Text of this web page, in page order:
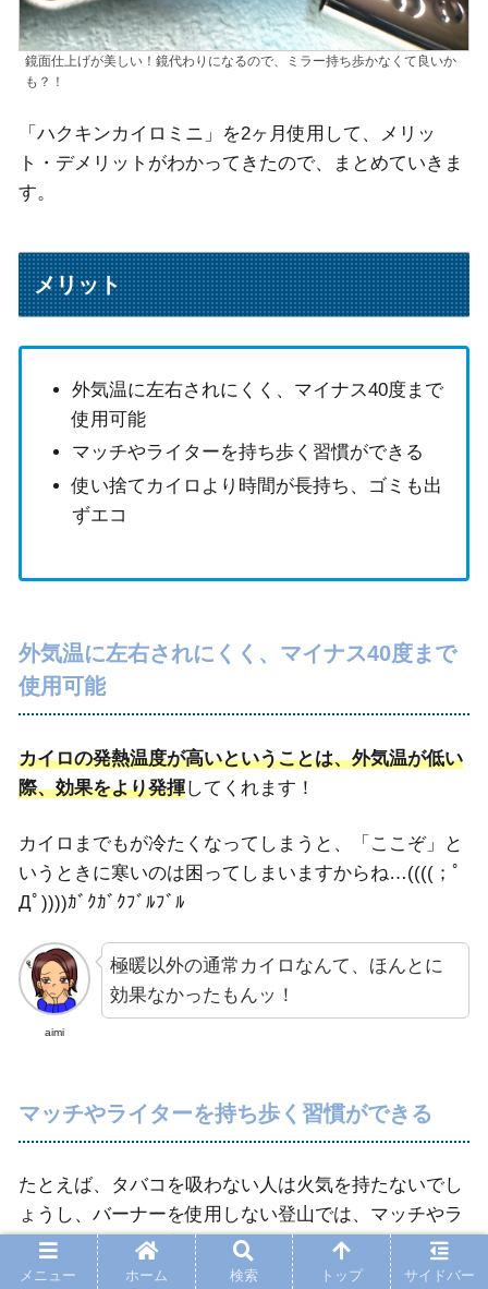
鏡面仕上げが美しい！鏡代わりになるので、ミラー持ち歩かなくて良いか
も？！
「ハクキンカイロミニ」を2ヶ月使用して、メリッ
ト・デメリットがわかってきたので、まとめていきま
す。
メリット
外気温に左右されにくく、マイナス40度まで
使用可能
マッチやライターを持ち歩く習慣ができる
使い捨てカイロより時間が長持ち、ゴミも出
ずエコ
外気温に左右されにくく、マイナス40度まで
使用可能
カイロの発熱温度が高いということは、外気温が低い
際、効果をより発揮してくれます！
カイロまでもが冷たくなってしまうと、「ここぞ」と
いうときに寒いのは困ってしまいますからね…((((；ﾟ
Дﾟ))))ｶﾞｸｶﾞｸﾌﾞﾙﾌﾞﾙ
aimi
極暖以外の通常カイロなんて、ほんとに
効果なかったもんッ！
マッチやライターを持ち歩く習慣ができる
たとえば、タバコを吸わない人は火気を持たないでし
ょうし、バーナーを使用しない登山では、マッチやラ
イターを持参する方ってほとんどいませんよね。
メニュー ホーム 検索 トップ サイドバー